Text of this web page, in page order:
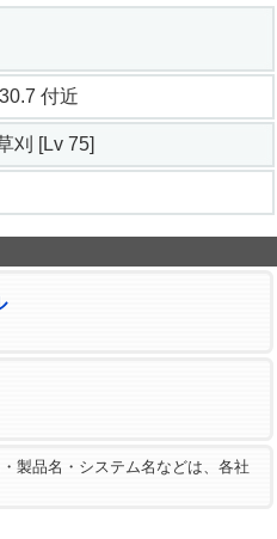
付近
刈 [Lv 75]
製品名・システム名などは、各社